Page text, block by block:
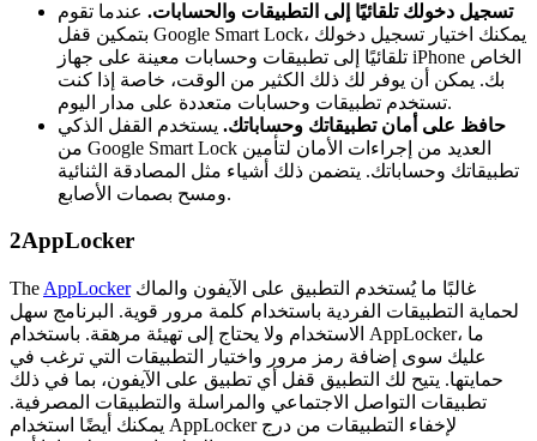
تسجيل دخولك تلقائيًا إلى التطبيقات والحسابات. عندما تقوم
بتمكين قفل Google Smart Lock، يمكنك اختيار تسجيل دخولك
تلقائيًا إلى تطبيقات وحسابات معينة على جهاز iPhone الخاص
بك. يمكن أن يوفر لك ذلك الكثير من الوقت، خاصة إذا كنت
تستخدم تطبيقات وحسابات متعددة على مدار اليوم.
حافظ على أمان تطبيقاتك وحساباتك. يستخدم القفل الذكي
من Google Smart Lock العديد من إجراءات الأمان لتأمين
تطبيقاتك وحساباتك. يتضمن ذلك أشياء مثل المصادقة الثنائية
ومسح بصمات الأصابع.
2AppLocker
The AppLockerغالبًا ما يُستخدم التطبيق على الآيفون والماك
لحماية التطبيقات الفردية باستخدام كلمة مرور قوية. البرنامج سهل
الاستخدام ولا يحتاج إلى تهيئة مرهقة. باستخدام AppLocker، ما
عليك سوى إضافة رمز مرور واختيار التطبيقات التي ترغب في
حمايتها. يتيح لك التطبيق قفل أي تطبيق على الآيفون، بما في ذلك
تطبيقات التواصل الاجتماعي والمراسلة والتطبيقات المصرفية.
يمكنك أيضًا استخدام AppLocker لإخفاء التطبيقات من درج